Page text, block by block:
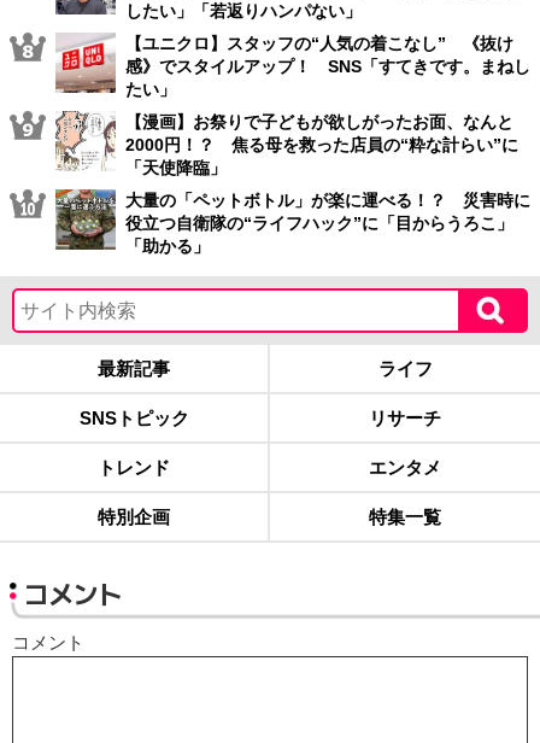
したい」「若返りハンパない」
【ユニクロ】スタッフの“人気の着こなし” 《抜け
感》でスタイルアップ！ SNS「すてきです。まねし
たい」
【漫画】お祭りで子どもが欲しがったお面、なんと
2000円！？ 焦る母を救った店員の“粋な計らい”に
「天使降臨」
大量の「ペットボトル」が楽に運べる！？ 災害時に
役立つ自衛隊の“ライフハック”に「目からうろこ」
「助かる」
最新記事 ライフ
SNSトピック リサーチ
トレンド エンタメ
特別企画 特集一覧
コメント
コメント